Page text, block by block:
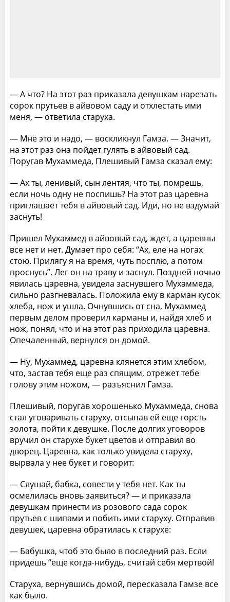
— А что? На этот раз приказала девушкам нарезать
сорок прутьев в айвовом саду и отхлестать ими
меня, — ответила старуха.
— Мне это и надо, — воскликнул Гамза. — Значит,
на этот раз она пойдет гулять в айвовый сад.
Поругав Мухаммеда, Плешивый Гамза сказал ему:
— Ах ты, ленивый, сын лентяя, что ты, помрешь,
если ночь одну не поспишь? На этот раз царевна
приглашает тебя в айвовый сад. Иди, но не вздумай
заснуть!
Пришел Мухаммед в айвовый сад, ждет, а царевны
все нет и нет. Думает про себя: “Ах, еле на ногах
стою. Прилягу я на время, чуть посплю, а потом
проснусь”. Лег он на траву и заснул. Поздней ночью
явилась царевна, увидела заснувшего Мухаммеда,
сильно разгневалась. Положила ему в карман кусок
хлеба, нож и ушла. Очнувшись от сна, Мухаммед
первым делом проверил карманы и, найдя хлеб и
нож, понял, что и на этот раз приходила царевна.
Опечаленный, вернулся он домой.
— Ну, Мухаммед, царевна клянется этим хлебом,
что, застав тебя еще раз спящим, отрежет тебе
голову этим ножом, — разъяснил Гамза.
Плешивый, поругав хорошенько Мухаммеда, снова
стал уговаривать старуху, отсыпав ей еще горсть
золота, пойти к девушке. После долгих уговоров
вручил он старухе букет цветов и отправил во
дворец. Царевна, как только увидела старуху,
вырвала у нее букет и говорит:
— Слушай, бабка, совести у тебя нет. Как ты
осмелилась вновь заявиться? — и приказала
девушкам принести из розового сада сорок
прутьев с шипами и побить ими старуху. Отправив
девушек, царевна обратилась к старухе:
— Бабушка, чтоб это было в последний раз. Если
придешь “еще когда-нибудь, считай себя мертвой!
Старуха, вернувшись домой, пересказала Гамзе все
как было.